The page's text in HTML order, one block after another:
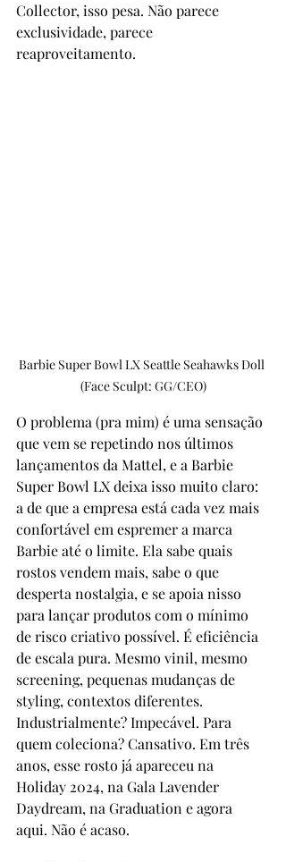
Collector, isso pesa. Não parece
exclusividade, parece
reaproveitamento.
Barbie Super Bowl LX Seattle Seahawks Doll
(Face Sculpt: GG/CEO)
O problema (pra mim) é uma sensação
que vem se repetindo nos últimos
lançamentos da Mattel, e a Barbie
Super Bowl LX deixa isso muito claro:
a de que a empresa está cada vez mais
confortável em espremer a marca
Barbie até o limite. Ela sabe quais
rostos vendem mais, sabe o que
desperta nostalgia, e se apoia nisso
para lançar produtos com o mínimo
de risco criativo possível. É eficiência
de escala pura. Mesmo vinil, mesmo
screening, pequenas mudanças de
styling, contextos diferentes.
Industrialmente? Impecável. Para
quem coleciona? Cansativo. Em três
anos, esse rosto já apareceu na
Holiday 2024, na Gala Lavender
Daydream, na Graduation e agora
aqui. Não é acaso.